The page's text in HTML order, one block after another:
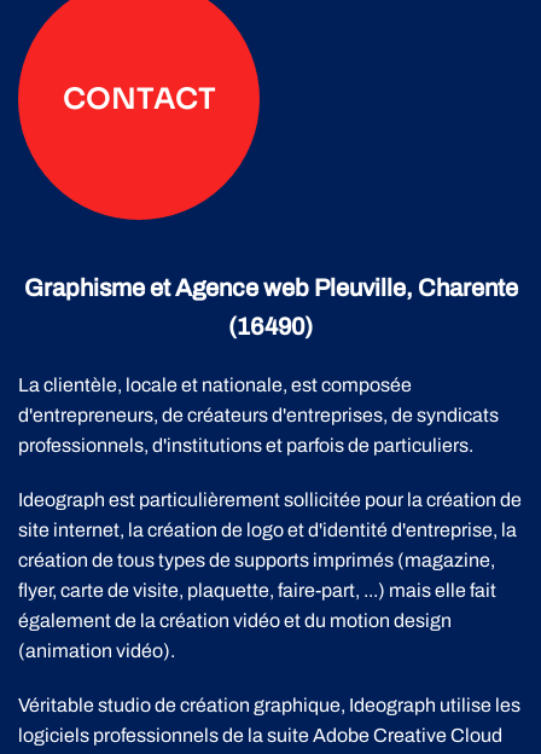
CONTACT
Graphisme et Agence web Pleuville, Charente
(16490)
La clientèle, locale et nationale, est composée
d'entrepreneurs, de créateurs d'entreprises, de syndicats
professionnels, d'institutions et parfois de particuliers.
Ideograph est particulièrement sollicitée pour la création de
site internet, la création de logo et d'identité d'entreprise, la
création de tous types de supports imprimés (magazine,
flyer, carte de visite, plaquette, faire-part, ...) mais elle fait
également de la création vidéo et du motion design
(animation vidéo).
Véritable studio de création graphique, Ideograph utilise les
logiciels professionnels de la suite Adobe Creative Cloud